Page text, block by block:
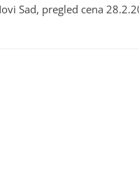
Sad, pregled cena